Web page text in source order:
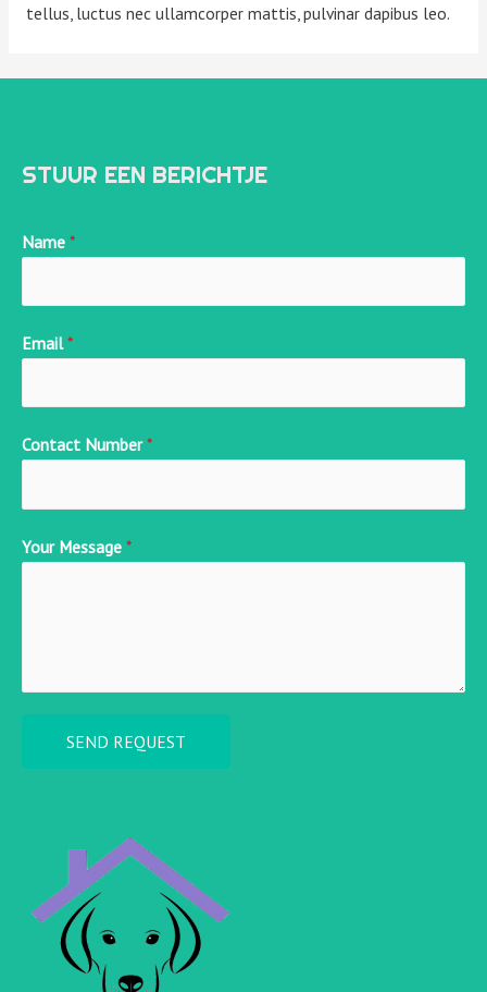
tellus, luctus nec ullamcorper mattis, pulvinar dapibus leo.
STUUR EEN BERICHTJE
Name *
Email*
Contact Number*
Your Message *
SEND REQUEST